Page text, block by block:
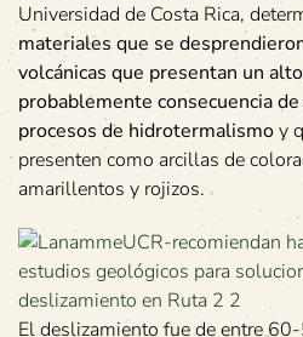
Universidad de Costa Rica,
materiales que se
volcánicas que presentan un
probablemente consecuencia
procesos de hidrotermalismoy
presenten como arcillas de
amarillentos y rojizos.
El deslizamiento fue de entre